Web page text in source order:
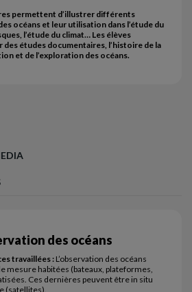
permettent d’illustrer différents
océans et leur utilisation dans l’étude du
l’étude du climat… Les élèves
études documentaires, l’histoire de la
et de l’exploration des océans.
des océans
travaillées : L’observation des océans
mesure habitées (bateaux, plateformes,
Ces dernières peuvent être in situ
(satellites).